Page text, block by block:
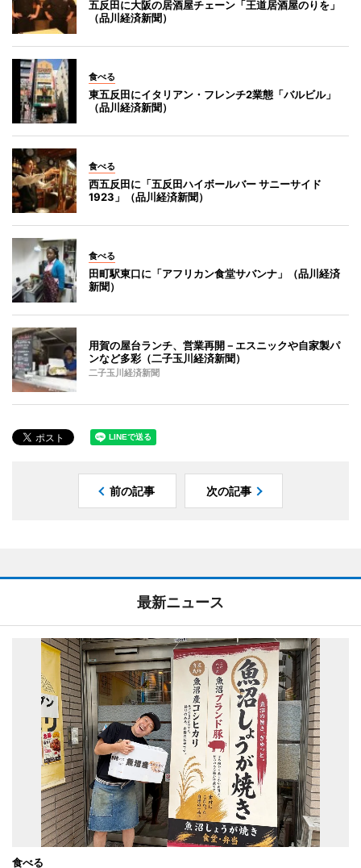
五反田に大阪の居酒屋チェーン「王道居酒屋のりを」
（品川経済新聞）
食べる
東五反田にイタリアン・フレンチ2業態「バルビル」
（品川経済新聞）
食べる
西五反田に「五反田ハイボールバー サニーサイド
1923」（品川経済新聞）
食べる
田町駅東口に「アフリカン食堂サバンナ」（品川経済
新聞）
用賀の屋台ランチ、営業再開－エスニックや自家製パ
ンなど多彩（二子玉川経済新聞）
二子玉川経済新聞
前の記事 次の記事
最新ニュース
食べる